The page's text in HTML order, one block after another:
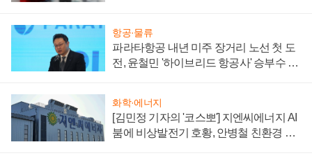
항공·물류
파라타항공 내년 미주 장거리 노선 첫 도
전, 윤철민 '하이브리드 항공사' 승부수 통
화학·에너지
[김민정 기자의 '코스뽀'] 지엔씨에너지 AI
붐에 비상발전기 호황, 안병철 친환경 에